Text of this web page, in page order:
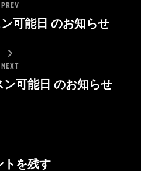
PREV
可能日 のお知らせ
NEXT
ン可能日 のお知らせ
トを残す